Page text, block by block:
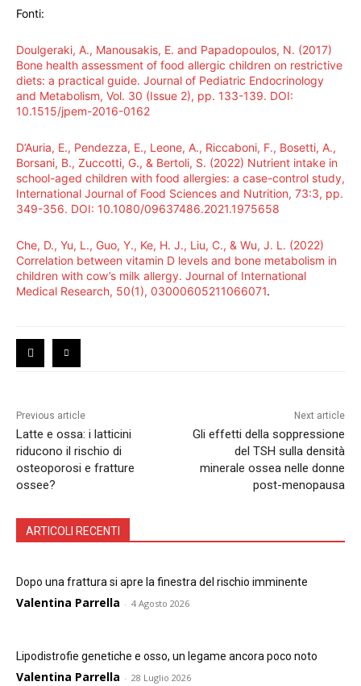
Fonti:
Doulgeraki, A., Manousakis, E. and Papadopoulos, N. (2017)
Bone health assessment of food allergic children on restrictive
diets: a practical guide. Journal of Pediatric Endocrinology
and Metabolism, Vol. 30 (Issue 2), pp. 133-139. DOI:
10.1515/jpem-2016-0162
D’Auria, E., Pendezza, E., Leone, A., Riccaboni, F., Bosetti, A.,
Borsani, B., Zuccotti, G., & Bertoli, S. (2022) Nutrient intake in
school-aged children with food allergies: a case-control study,
International Journal of Food Sciences and Nutrition, 73:3, pp.
349-356. DOI: 10.1080/09637486.2021.1975658
Che, D., Yu, L., Guo, Y., Ke, H. J., Liu, C., & Wu, J. L. (2022)
Correlation between vitamin D levels and bone metabolism in
children with cow’s milk allergy. Journal of International
Medical Research, 50(1), 03000605211066071.
Previous article
Latte e ossa: i latticini
riducono il rischio di
osteoporosi e fratture
ossee?
Next article
Gli effetti della soppressione
del TSH sulla densità
minerale ossea nelle donne
post-menopausa
ARTICOLI RECENTI
Dopo una frattura si apre la finestra del rischio imminente
Valentina Parrella - 4 Agosto 2026
Lipodistrofie genetiche e osso, un legame ancora poco noto
Valentina Parrella - 28 Luglio 2026